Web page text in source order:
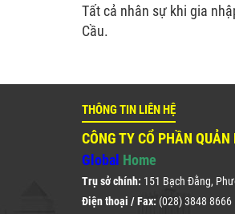
Tất cả nhân sự khi gia
Cầu.
THÔNG TIN LIÊN HỆ
CÔNG TY CỔ PHẦN
Global Home
Trụ sở chính: 151 Bạch Đằng,
Điện thoại / Fax: (028) 3848 8666